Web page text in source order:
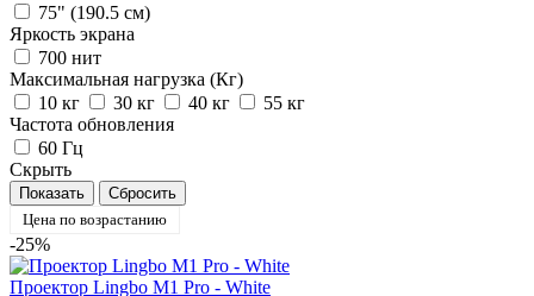
75" (190.5 см)
Яркость экрана
700 нит
Максимальная нагрузка (Кг)
10 кг
30 кг 40 кг
55 кг
Частота обновления
60 Гц
Скрыть
Цена по возрастанию
-25%
Проектор Lingbo M1 Pro - White